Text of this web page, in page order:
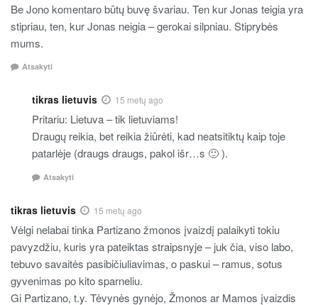
Be Jono komentaro būtų buvę švariau. Ten kur Jonas teigia yra
stipriau, ten, kur Jonas neigia – gerokai silpniau. Stiprybės
mums.
Atsakyti
tikras lietuvis 15 metų ago
Pritariu: Lietuva – tik lietuviams!
Draugų reikia, bet reikia žiūrėti, kad neatsitiktų kaip toje
patarlėje (draugs draugs, pakol išr…s 🙂 ).
Atsakyti
tikras lietuvis 15 metų ago
Vėlgi nelabai tinka Partizano žmonos įvaizdį palaikyti tokiu
pavyzdžiu, kuris yra pateiktas straipsnyje – juk čia, viso labo,
tebuvo savaitės pasibičiuliavimas, o paskui – ramus, sotus
gyvenimas po kito sparneliu.
Gi Partizano, t.y. Tėvynės gynėjo, Žmonos ar Mamos įvaizdis